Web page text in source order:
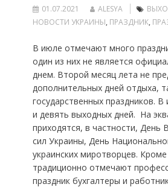
01.07.2021 ALESYA
НОВОСТИ УКРАИНЫ, ПРАЗДНИК,
В июле отмечают много
один из них не является
днем. Второй месяц лета не
дополнительных дней отдыха,
государственных праздников.
и девять выходных дней. На
приходятся, в частности, День
сил Украины, День
украинских миротворцев.
традиционно отмечают
праздник бухгалтеры и